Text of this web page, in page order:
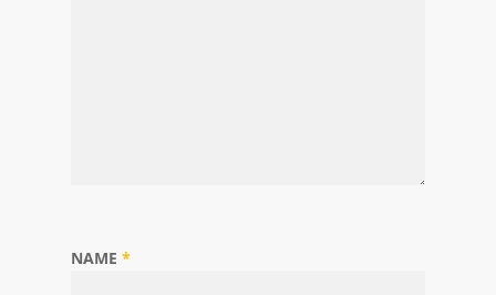
NAME *